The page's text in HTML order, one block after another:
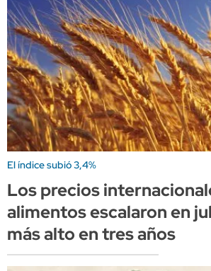
El índice subió 3,4%
Los precios
alimentos escalaron en
más alto en tres años